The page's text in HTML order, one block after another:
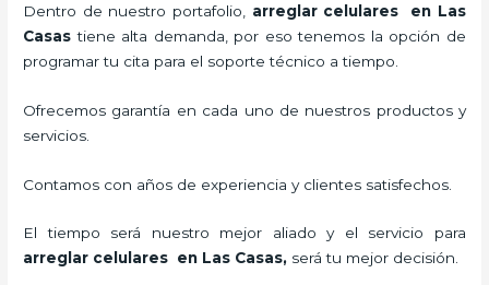
Dentro de nuestro portafolio, arreglar celulares en Las
Casas tiene alta demanda, por eso tenemos la opción de
programar tu cita para el soporte técnico a tiempo.
Ofrecemos garantía en cada uno de nuestros productos y
servicios.
Contamos con años de experiencia y clientes satisfechos.
El tiempo será nuestro mejor aliado y el servicio para
arreglar celulares en Las Casas, será tu mejor decisión.